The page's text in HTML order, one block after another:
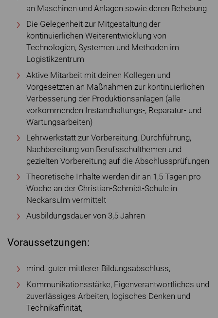
an Maschinen und Anlagen sowie deren Behebung
Die Gelegenheit zur Mitgestaltung der
kontinuierlichen Weiterentwicklung von
Technologien, Systemen und Methoden im
Logistikzentrum
Aktive Mitarbeit mit deinen Kollegen und
Vorgesetzten an Maßnahmen zur kontinuierlichen
Verbesserung der Produktionsanlagen (alle
vorkommenden Instandhaltungs-, Reparatur- und
Wartungsarbeiten)
Lehrwerkstatt zur Vorbereitung, Durchführung,
Nachbereitung von Berufsschulthemen und
gezielten Vorbereitung auf die Abschlussprüfungen
Theoretische Inhalte werden dir an 1,5 Tagen pro
Woche an der Christian-Schmidt-Schule in
Neckarsulm vermittelt
Ausbildungsdauer von 3,5 Jahren
Voraussetzungen:
mind. guter mittlerer Bildungsabschluss,
Kommunikationsstärke, Eigenverantwortliches und
zuverlässiges Arbeiten, logisches Denken und
Technikaffinität,